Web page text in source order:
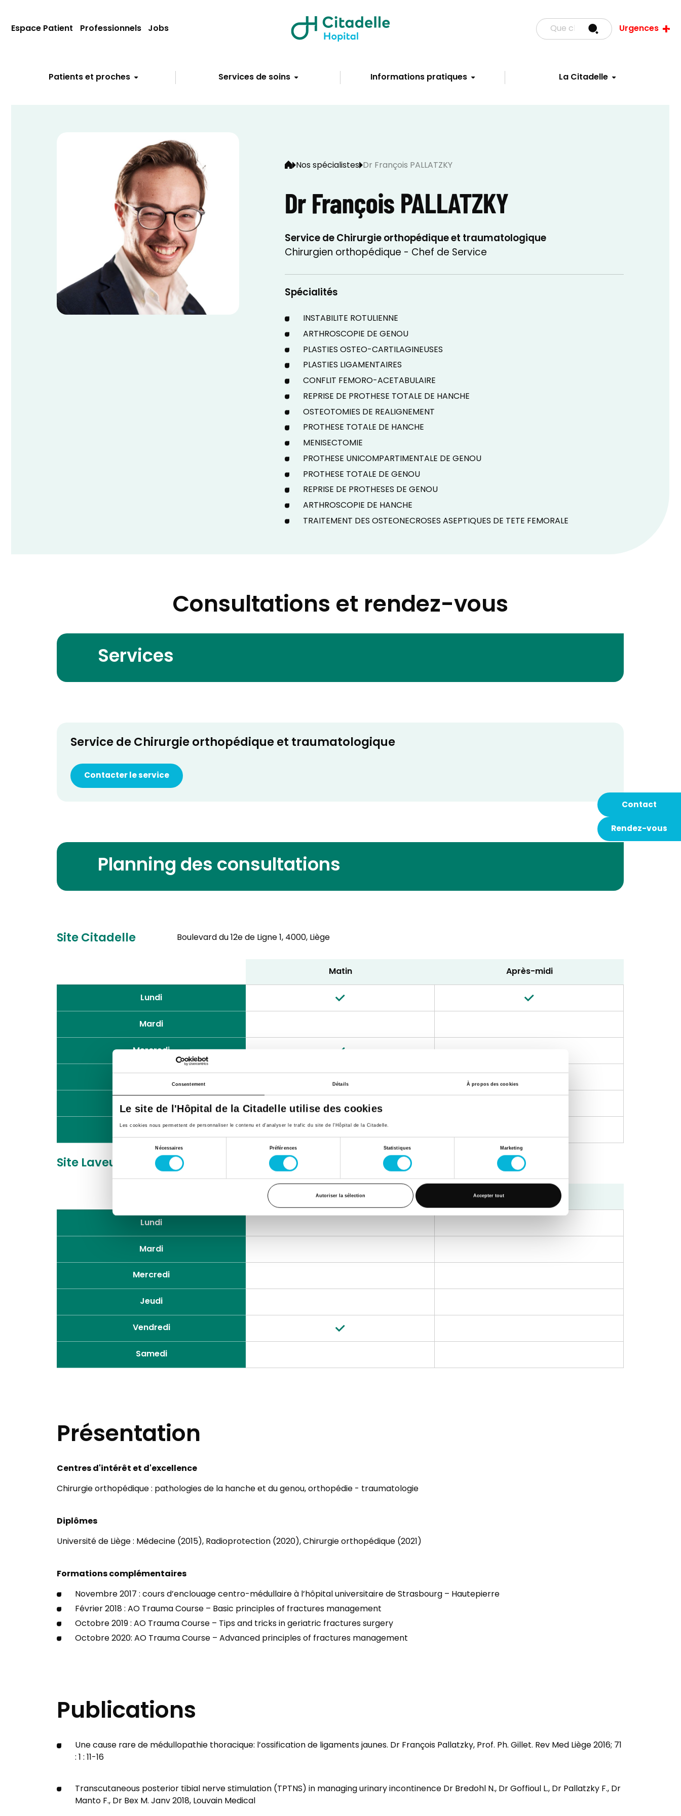
Consentement Détails À propos des cookies
Le site de l'Hôpital de la Citadelle utilise des cookies
Les cookies nous permettent de personnaliser le contenu et d’analyser le trafic du site de l'Hôpital de la Citadelle.
Sélection
consentement
Nécessaires Préférences Statistiques Marketing
Autoriser la sélection Accepter tout
Patients et proches Services de soins Informations pratiques La Citadelle
Espace Patient Professionnels Jobs Urgences
Contact
Rendez-vous
Nos spécialistes Dr François PALLATZKY
Dr François PALLATZKY
Service de Chirurgie orthopédique et traumatologique
Chirurgien orthopédique - Chef de Service
Spécialités
INSTABILITE ROTULIENNE
ARTHROSCOPIE DE GENOU
PLASTIES OSTEO-CARTILAGINEUSES
PLASTIES LIGAMENTAIRES
CONFLIT FEMORO-ACETABULAIRE
REPRISE DE PROTHESE TOTALE DE HANCHE
OSTEOTOMIES DE REALIGNEMENT
PROTHESE TOTALE DE HANCHE
MENISECTOMIE
PROTHESE UNICOMPARTIMENTALE DE GENOU
PROTHESE TOTALE DE GENOU
REPRISE DE PROTHESES DE GENOU
ARTHROSCOPIE DE HANCHE
TRAITEMENT DES OSTEONECROSES ASEPTIQUES DE TETE FEMORALE
Consultations et rendez-vous
Services
Service de Chirurgie orthopédique et traumatologique
Contacter le service
Planning des consultations
Site Citadelle Boulevard du 12e de Ligne 1, 4000, Liège
Matin
Après-midi
Lundi
Mardi
Mercredi
Jeudi
Vendredi
Samedi
Site Laveu Rue des Wallons 72, 4000, Liège
Matin
Lundi
Mardi
Mercredi
Jeudi
Vendredi
Samedi
Présentation
Centres d'intérêt et d'excellence
Chirurgie orthopédique : pathologies de la hanche et du genou, orthopédie - traumatologie
Diplômes
Université de Liège : Médecine (2015), Radioprotection (2020), Chirurgie orthopédique (2021)
Formations complémentaires
Novembre 2017 : cours d’enclouage centro-médullaire à l’hôpital universitaire de Strasbourg – Hautepierre
Février 2018 : AO Trauma Course – Basic principles of fractures management
Octobre 2019 : AO Trauma Course – Tips and tricks in geriatric fractures surgery
Octobre 2020: AO Trauma Course – Advanced principles of fractures management
Publications
Une cause rare de médullopathie thoracique: l’ossification de ligaments jaunes. Dr François Pallatzky, Prof. Ph. Gillet. Rev Med Liège 2016; 71
: 1 : 11-16
Transcutaneous posterior tibial nerve stimulation (TPTNS) in managing urinary incontinence Dr Bredohl N., Dr Goffioul L., Dr Pallatzky F., Dr
Manto F., Dr Bex M. Janv 2018, Louvain Medical